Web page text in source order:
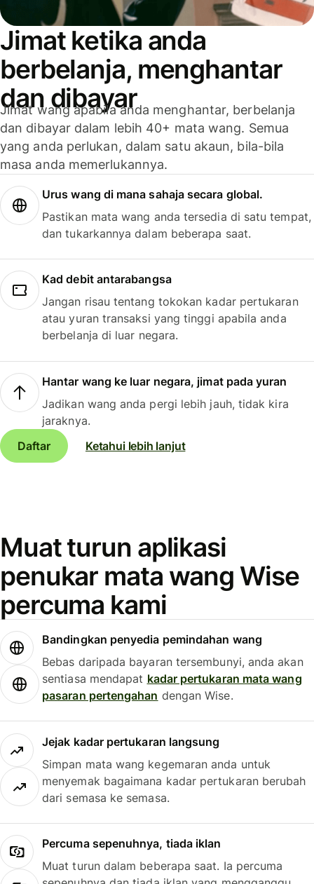
Jimat ketika anda
berbelanja, menghantar
dan dibayar
Jimat wang apabila anda menghantar, berbelanja
dan dibayar dalam lebih 40+ mata wang. Semua
yang anda perlukan, dalam satu akaun, bila-bila
masa anda memerlukannya.
Urus wang di mana sahaja secara global.
Pastikan mata wang anda tersedia di satu tempat,
dan tukarkannya dalam beberapa saat.
Kad debit antarabangsa
Jangan risau tentang tokokan kadar pertukaran
atau yuran transaksi yang tinggi apabila anda
berbelanja di luar negara.
Hantar wang ke luar negara, jimat pada yuran
Jadikan wang anda pergi lebih jauh, tidak kira
jaraknya.
Daftar
Ketahui lebih lanjut
Muat turun aplikasi
penukar mata wang Wise
percuma kami
Bandingkan penyedia pemindahan wang
Bebas daripada bayaran tersembunyi, anda akan
sentiasa mendapat kadar pertukaran mata wang
pasaran pertengahan dengan Wise.
Jejak kadar pertukaran langsung
Simpan mata wang kegemaran anda untuk
menyemak bagaimana kadar pertukaran berubah
dari semasa ke semasa.
Percuma sepenuhnya, tiada iklan
Muat turun dalam beberapa saat. Ia percuma